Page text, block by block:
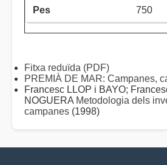
750
Fitxa reduïda (PDF)
PREMIÀ DE MAR: Campanes,
Francesc LLOP i BAYO;
NOGUERA Metodologia dels
campanes (1998)